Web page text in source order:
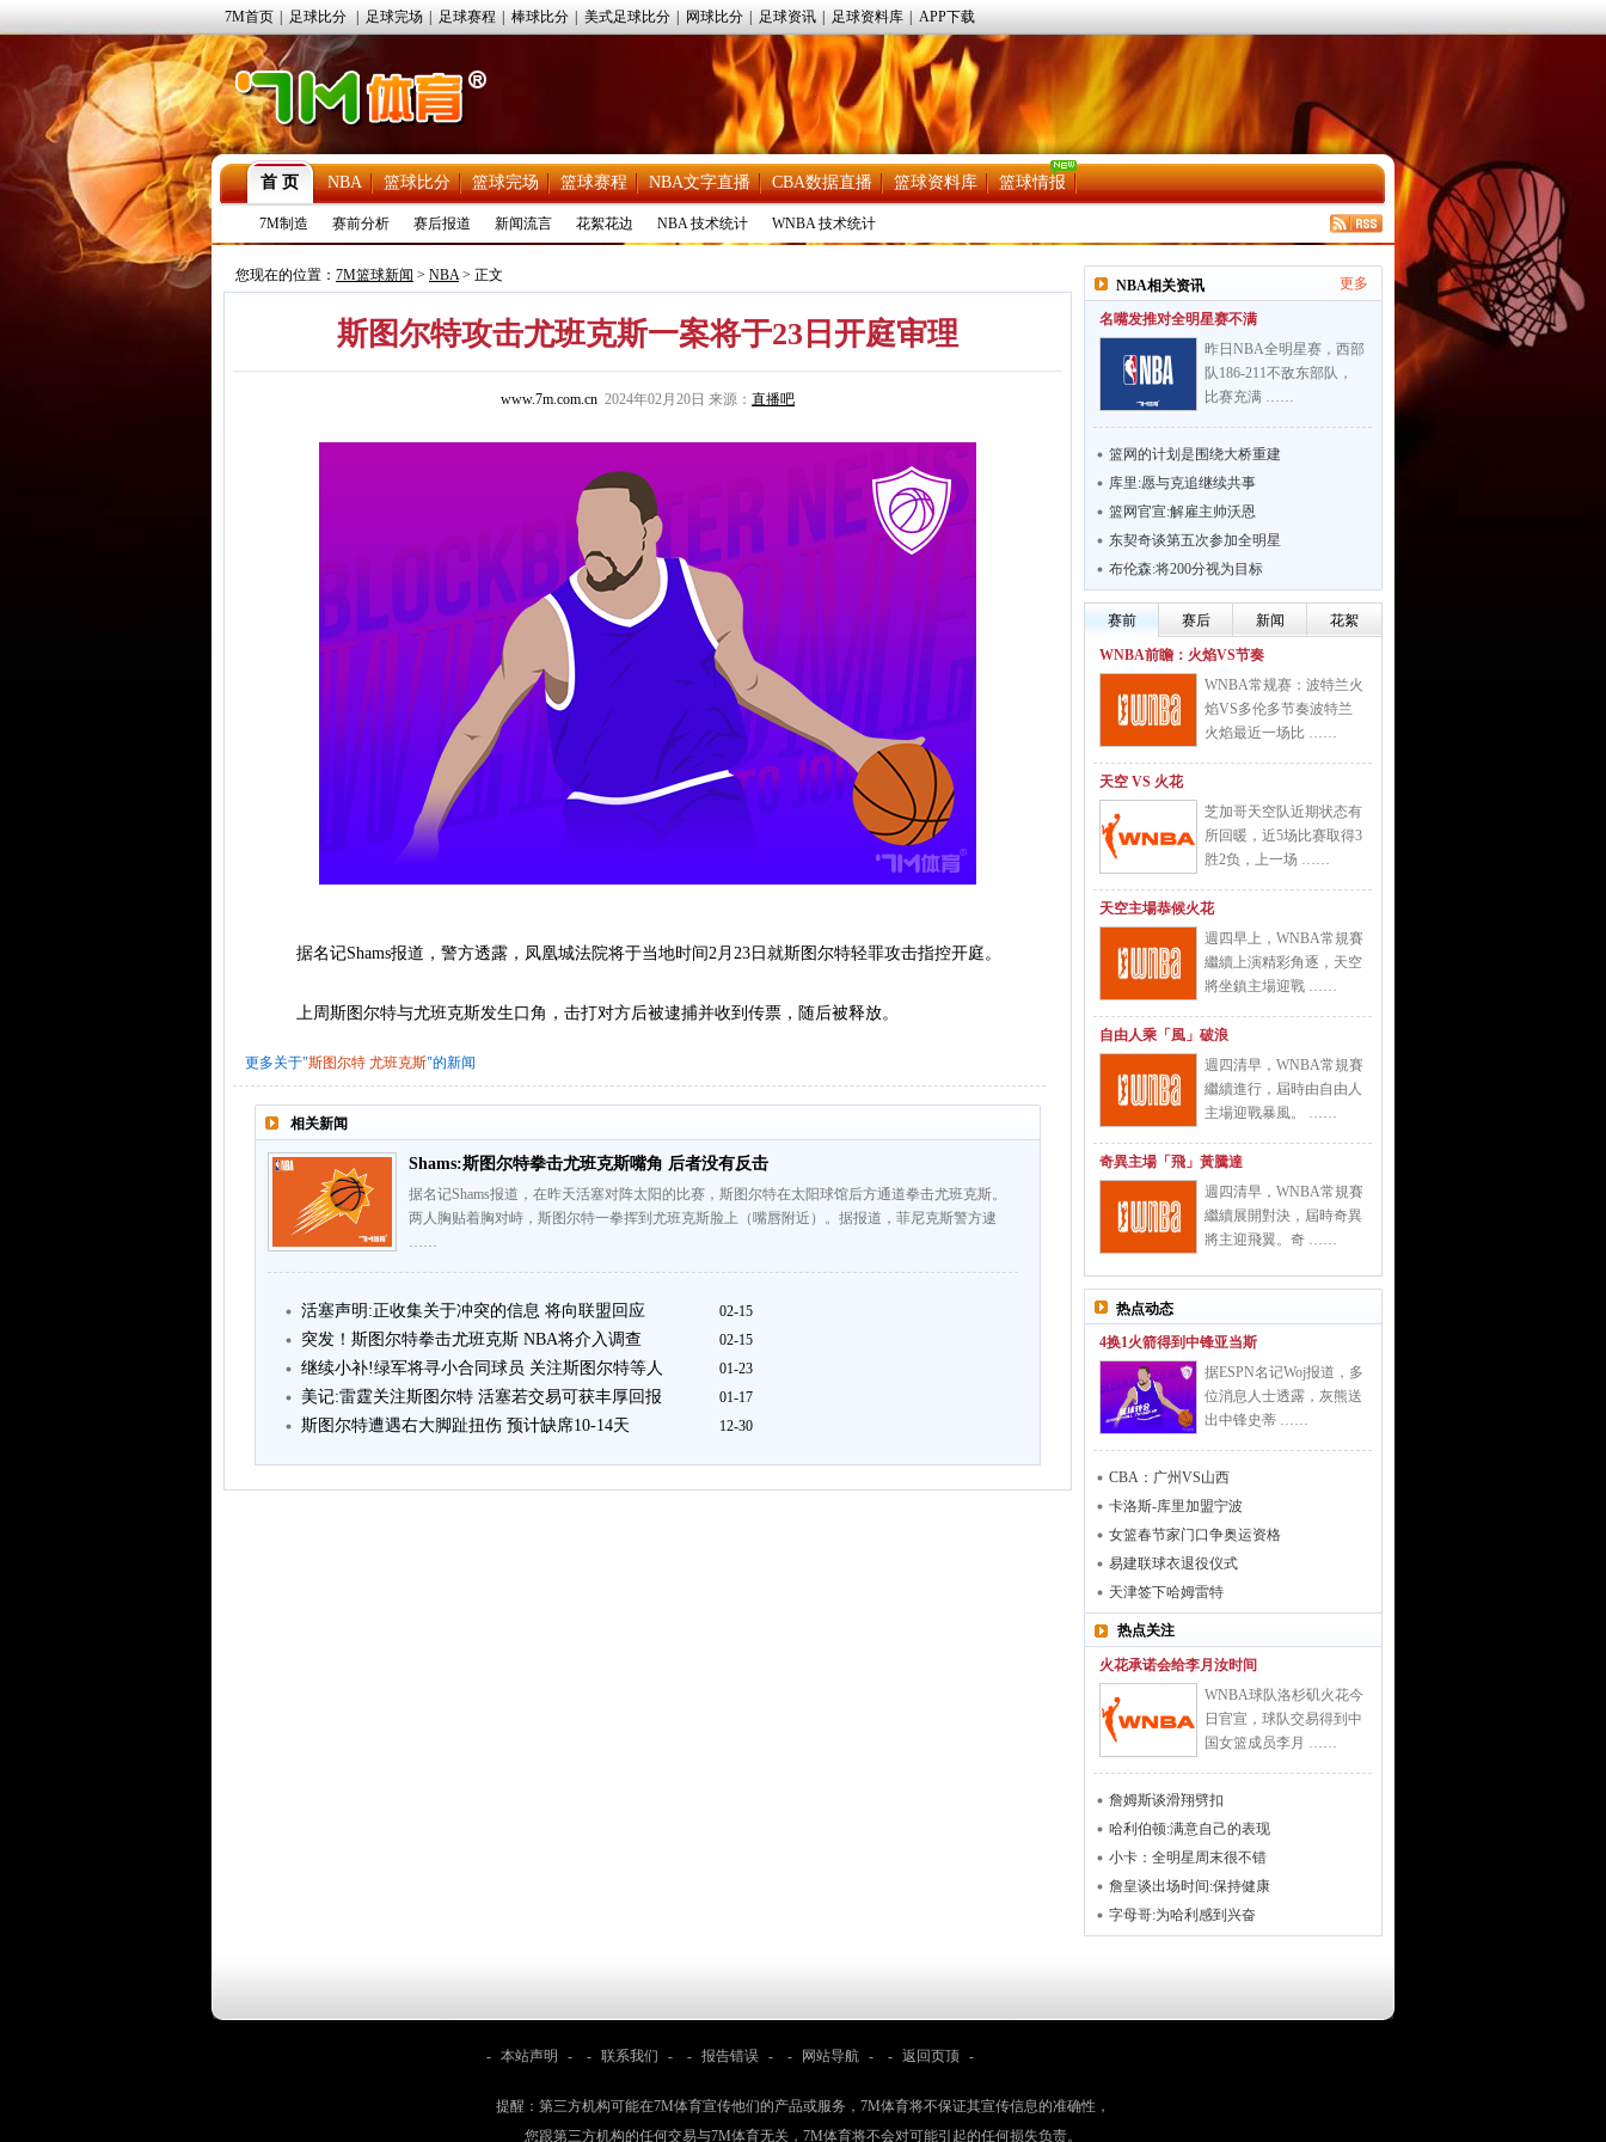
7M首页 足球比分 足球完场 足球赛程 棒球比分 美式足球比分 网球比分 足球资讯 足球资料库 APP下载
首 页 NBA 篮球比分 篮球完场 篮球赛程 NBA文字直播 CBA数据直播 篮球资料库 篮球情报
7M制造 赛前分析 赛后报道 新闻流言 花絮花边 NBA 技术统计 WNBA 技术统计
您现在的位置： 7M篮球新闻 > NBA> 正文
斯图尔特攻击尤班克斯一案将于23日开庭审理
www.7m.com.cn 2024年02月20日 来源： 直播吧
据名记Shams报道，警方透露，凤凰城法院将于当地时间2月23日就斯图尔特轻罪攻击指控开庭。
上周斯图尔特与尤班克斯发生口角，击打对方后被逮捕并收到传票，随后被释放。
更多关于"斯图尔特 尤班克斯"的新闻
相关新闻
Shams:斯图尔特拳击尤班克斯嘴角 后者没有反击
据名记Shams报道，在昨天活塞对阵太阳的比赛，斯图尔特在太阳球馆后方通道拳击尤班克斯。
两人胸贴着胸对峙，斯图尔特一拳挥到尤班克斯脸上（嘴唇附近）。据报道，菲尼克斯警方逮
……
活塞声明:正收集关于冲突的信息 将向联盟回应 02-15
突发！斯图尔特拳击尤班克斯 NBA将介入调查 02-15
继续小补!绿军将寻小合同球员 关注斯图尔特等人 01-23
美记:雷霆关注斯图尔特 活塞若交易可获丰厚回报 01-17
斯图尔特遭遇右大脚趾扭伤 预计缺席10-14天 12-30
NBA相关资讯 更多
名嘴发推对全明星赛不满
昨日NBA全明星赛，西部
队186-211不敌东部队，
比赛充满 ……
篮网的计划是围绕大桥重建
库里:愿与克追继续共事
篮网官宣:解雇主帅沃恩
东契奇谈第五次参加全明星
布伦森:将200分视为目标
赛前 赛后 新闻 花絮
WNBA前瞻：火焰VS节奏
WNBA常规赛：波特兰火
焰VS多伦多节奏波特兰
火焰最近一场比 ……
天空 VS 火花
芝加哥天空队近期状态有
所回暖，近5场比赛取得3
胜2负，上一场 ……
天空主場恭候火花
週四早上，WNBA常規賽
繼續上演精彩角逐，天空
將坐鎮主場迎戰 ……
自由人乘「風」破浪
週四清早，WNBA常規賽
繼續進行，屆時由自由人
主場迎戰暴風。 ……
奇異主場「飛」黃騰達
週四清早，WNBA常規賽
繼續展開對決，屆時奇異
將主迎飛翼。奇 ……
热点动态
4换1火箭得到中锋亚当斯
据ESPN名记Woj报道，多
位消息人士透露，灰熊送
出中锋史蒂 ……
CBA：广州VS山西
卡洛斯-库里加盟宁波
女篮春节家门口争奥运资格
易建联球衣退役仪式
天津签下哈姆雷特
热点关注
火花承诺会给李月汝时间
WNBA球队洛杉矶火花今
日官宣，球队交易得到中
国女篮成员李月 ……
詹姆斯谈滑翔劈扣
哈利伯顿:满意自己的表现
小卡：全明星周末很不错
詹皇谈出场时间:保持健康
字母哥:为哈利感到兴奋
- 本站声明 - - 联系我们 - - 报告错误 - - 网站导航 - - 返回页顶 -
提醒：第三方机构可能在7M体育宣传他们的产品或服务，7M体育将不保证其宣传信息的准确性，
您跟第三方机构的任何交易与7M体育无关，7M体育将不会对可能引起的任何损失负责。